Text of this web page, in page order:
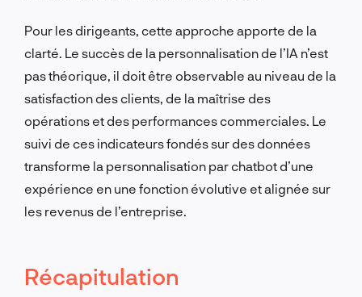
Pour les dirigeants, cette approche apporte de la
clarté. Le succès de la personnalisation de l’IA n’est
pas théorique, il doit être observable au niveau de la
satisfaction des clients, de la maîtrise des
opérations et des performances commerciales. Le
suivi de ces indicateurs fondés sur des données
transforme la personnalisation par chatbot d’une
expérience en une fonction évolutive et alignée sur
les revenus de l’entreprise.
Récapitulation